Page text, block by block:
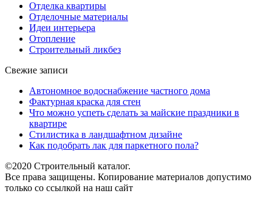
Отделка квартиры
Отделочные материалы
Идеи интерьера
Отопление
Строительный ликбез
Свежие записи
Автономное водоснабжение частного дома
Фактурная краска для стен
Что можно успеть сделать за майские праздники в
квартире
Стилистика в ландшафтном дизайне
Как подобрать лак для паркетного пола?
©2020 Строительный каталог.
Все права защищены. Копирование материалов допустимо
только со ссылкой на наш сайт